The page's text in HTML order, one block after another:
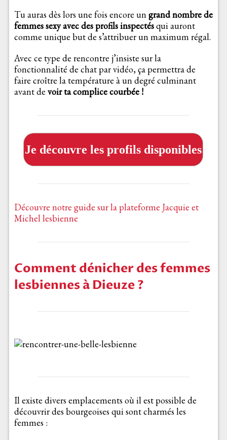
Tu auras dès lors une fois encore ungrand nombre de
femmes sexy avec des profils inspectésqui auront
comme unique but de s’attribuer un maximum régal.
Avec ce type de rencontre j’insiste sur la
fonctionnalité de chat par vidéo, ça permettra de
faire croître la température à un degré culminant
avant de voir ta complice courbée !
Je découvre les profils disponibles
Découvre notre guide sur la plateforme Jacquie et
Michel lesbienne
Comment dénicher des femmes
lesbiennes à Dieuze ?
Il existe divers emplacements où il est possible de
découvrir des bourgeoises qui sont charmés les
femmes :